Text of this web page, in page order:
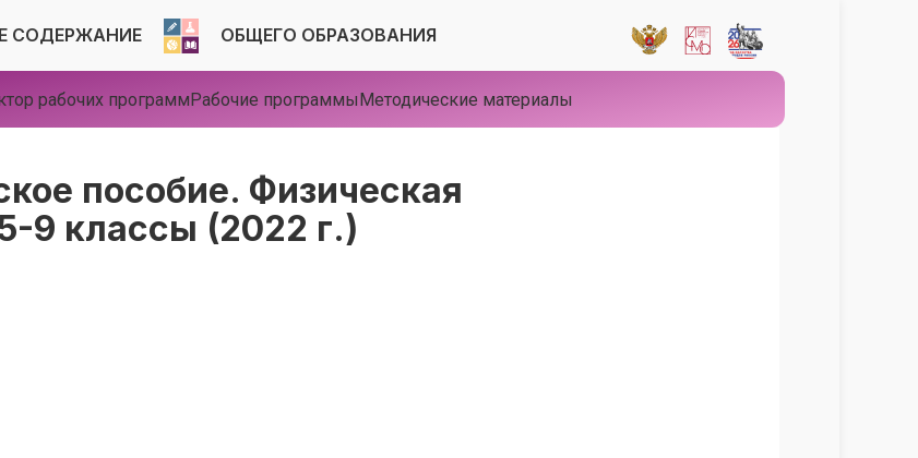
СОДЕРЖАНИЕ ОБЩЕГО ОБРАЗОВАНИЯ
рабочих программРабочие программыМетодические материалы
пособие. Физическая
9 классы (2022 г.)